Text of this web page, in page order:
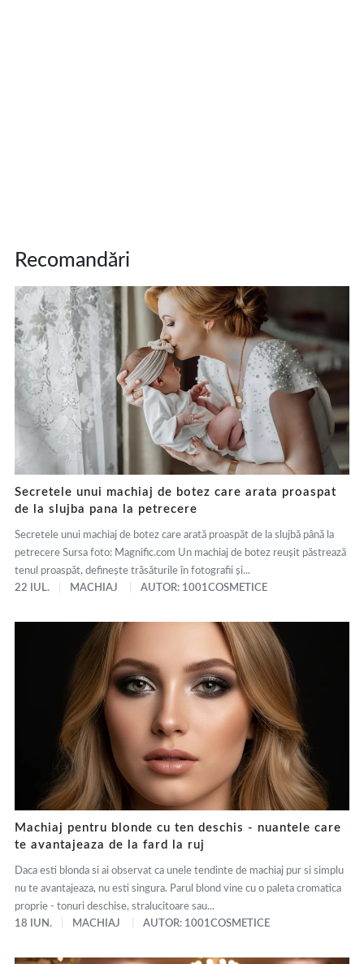
Recomandări
Secretele unui machiaj de botez care arata proaspat
de la slujba pana la petrecere
Secretele unui machiaj de botez care arată proaspăt de la slujbă până la
petrecere Sursa foto: Magnific.com Un machiaj de botez reușit păstrează
tenul proaspăt, definește trăsăturile în fotografii și...
22 IUL.
MACHIAJ AUTOR: 1001COSMETICE
Machiaj pentru blonde cu ten deschis - nuantele care
te avantajeaza de la fard la ruj
Daca esti blonda si ai observat ca unele tendinte de machiaj pur si simplu
nu te avantajeaza, nu esti singura. Parul blond vine cu o paleta cromatica
proprie - tonuri deschise, stralucitoare sau...
18 IUN.
MACHIAJ AUTOR: 1001COSMETICE